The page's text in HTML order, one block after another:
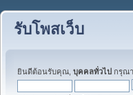
รับโพสเว็บ
ยินดีต้อนรับคุณ, บุคคลทั่วไป กรุณา